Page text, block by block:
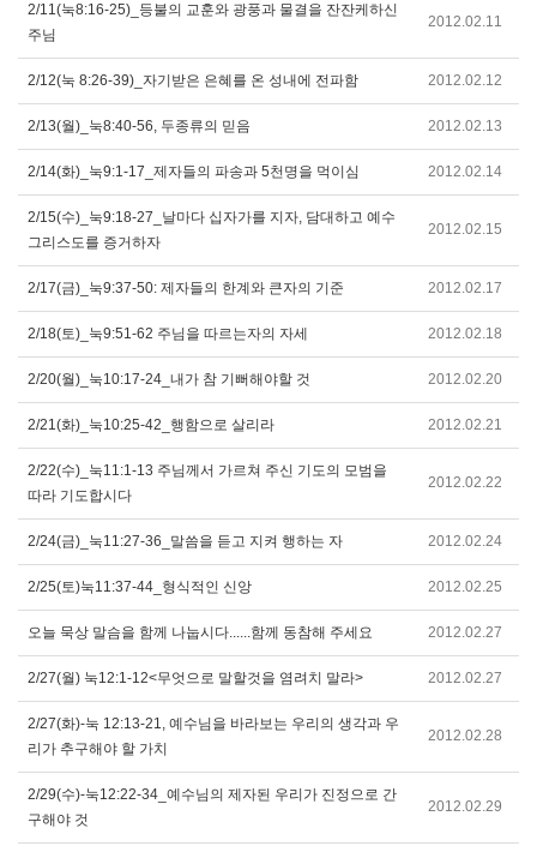
2/11(눅8:16-25)_등불의 교훈와 광풍과 물결을 잔잔케하신
주님
2012.02.11
2/12(눅 8:26-39)_자기받은 은혜를 온 성내에 전파함 2012.02.12
2/13(월)_눅8:40-56, 두종류의 믿음 2012.02.13
2/14(화)_눅9:1-17_제자들의 파송과 5천명을 먹이심 2012.02.14
2/15(수)_눅9:18-27_날마다 십자가를 지자, 담대하고 예수
그리스도를 증거하자
2012.02.15
2/17(금)_눅9:37-50: 제자들의 한계와 큰자의 기준 2012.02.17
2/18(토)_눅9:51-62 주님을 따르는자의 자세 2012.02.18
2/20(월)_눅10:17-24_내가 참 기뻐해야할 것 2012.02.20
2/21(화)_눅10:25-42_행함으로 살리라 2012.02.21
2/22(수)_눅11:1-13 주님께서 가르쳐 주신 기도의 모범을
따라 기도합시다
2012.02.22
2/24(금)_눅11:27-36_말씀을 듣고 지켜 행하는 자 2012.02.24
2/25(토)눅11:37-44_형식적인 신앙 2012.02.25
오늘 묵상 말슴을 함께 나눕시다......함께 동참해 주세요 2012.02.27
2/27(월) 눅12:1-12<무엇으로 말할것을 염려치 말라> 2012.02.27
2/27(화)-눅 12:13-21, 예수님을 바라보는 우리의 생각과 우
리가 추구해야 할 가치
2012.02.28
2/29(수)-눅12:22-34_예수님의 제자된 우리가 진정으로 간
구해야 것
2012.02.29